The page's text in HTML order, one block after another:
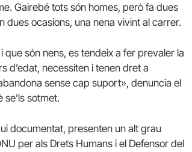
Gairebé tots són homes, però fa dues
ocasions, una nena vivint al carrer.
que són nens, es tendeix a fer prevaler la
d’edat, necessiten i tenen dret a
sense cap suport», denuncia el
sotmet.
documentat, presenten un alt grau
per als Drets Humans i el Defensor del